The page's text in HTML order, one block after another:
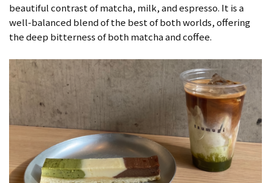
beautiful contrast of matcha, milk, and espresso. It is a
well-balanced blend of the best of both worlds, offering
the deep bitterness of both matcha and coffee.